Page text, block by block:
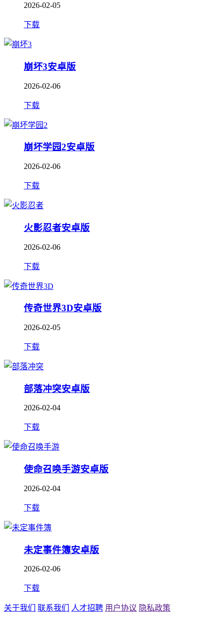
2026-02-05
下载
崩坏3安卓版
2026-02-06
下载
崩坏学园2安卓版
2026-02-06
下载
火影忍者安卓版
2026-02-06
下载
传奇世界3D安卓版
2026-02-05
下载
部落冲突安卓版
2026-02-04
下载
使命召唤手游安卓版
2026-02-04
下载
未定事件簿安卓版
2026-02-06
下载
关于我们 联系我们 人才招聘 用户协议 隐私政策